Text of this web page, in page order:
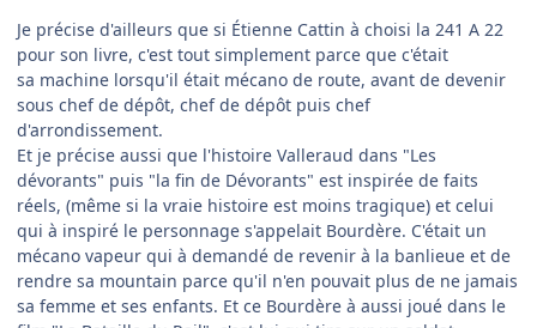
Je précise d'ailleurs que si Étienne Cattin à choisi la 241 A 22
pour son livre, c'est tout simplement parce que c'était
sa machine lorsqu'il était mécano de route, avant de devenir
sous chef de dépôt, chef de dépôt puis chef
d'arrondissement.
Et je précise aussi que l'histoire Valleraud dans "Les
dévorants" puis "la fin de Dévorants" est inspirée de faits
réels, (même si la vraie histoire est moins tragique) et celui
qui à inspiré le personnage s'appelait Bourdère. C'était un
mécano vapeur qui à demandé de revenir à la banlieue et de
rendre sa mountain parce qu'il n'en pouvait plus de ne jamais
sa femme et ses enfants. Et ce Bourdère à aussi joué dans le